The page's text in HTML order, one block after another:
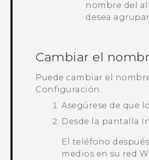
nombre del
desea
Cambiar el
Puede cambiar el
Configuración.
Asegúrese de que
Desde la pantalla
El teléfono
medios en su red